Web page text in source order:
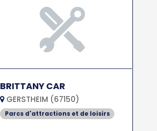
BRITTANY CAR
GERSTHEIM (67150)
Parcs d'attractions et de loisirs